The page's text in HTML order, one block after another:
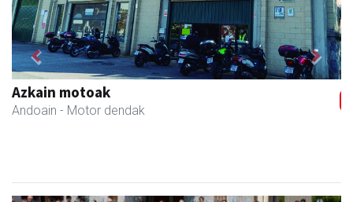
Azkain motoak
Andoain - Motor dendak
Previous Next